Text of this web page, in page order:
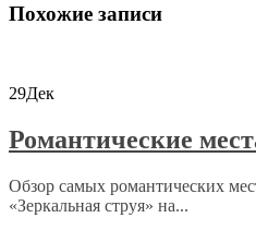
Похожие записи
29Дек
Романтические
Обзор самых романтических
«Зеркальная струя» на...